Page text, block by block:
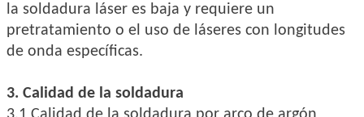
la soldadura láser es baja y requiere un
pretratamiento o el uso de láseres con longitudes
de onda específicas.
3. Calidad de la soldadura